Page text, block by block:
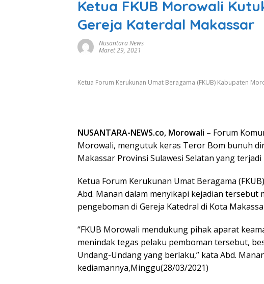
Ketua FKUB Morowali
Gereja Katerdal Makassar
Nusantara News
Maret 29, 2021
Ketua Forum Kerukunan Umat Beragama (FKUB) Kabupaten
NUSANTARA-NEWS.co, Morowali – Forum
Morowali, mengutuk keras Teror Bom bunuh
Makassar Provinsi Sulawesi Selatan yang
Ketua Forum Kerukunan Umat Beragama
Abd. Manan dalam menyikapi kejadian tersebut
pengeboman di Gereja Katedral di Kota
“FKUB Morowali mendukung pihak aparat
menindak tegas pelaku pemboman tersebut,
Undang-Undang yang berlaku,” kata Abd.
kediamannya,Minggu(28/03/2021)